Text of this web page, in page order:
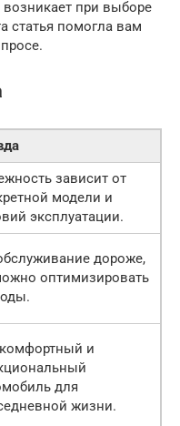
при выборе
статья помогла вам
зависит от
модели и
эксплуатации.
дороже,
оптимизировать
и
для
жизни.